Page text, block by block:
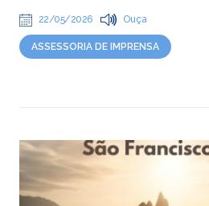
22/05/2026 Ouça
ASSESSORIA DE IMPRENSA